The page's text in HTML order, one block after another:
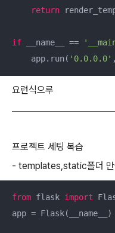
return
if __name__ ==
    app.run(
'0.0.0.0'
요런식으루
프로젝트 세팅 복습
- templates,static폴더 만
from flask import
app = Flask(__name__)